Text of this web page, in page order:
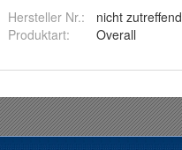
Hersteller Nr.:
nicht zutreffend
Produktart: Overall